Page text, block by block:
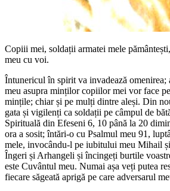
Copiii mei, soldații armatei mele
meu cu voi.
Întunericul în spirit va invadează omenirea;
meu asupra minților copiilor mei vor face
mințile; chiar și pe mulți dintre aleși. Din
gata și vigilenți ca soldații pe câmpul de
Spirituală din Efeseni 6, 10 până la 20
ora a sosit; întări-o cu Psalmul meu 91,
mele, invocându-l pe iubitului meu Mihail
Îngeri și Arhangeli și încingeți burtile
este Cuvântul meu. Numai așa veți putea
fiecare săgeată aprigă pe care adversarul